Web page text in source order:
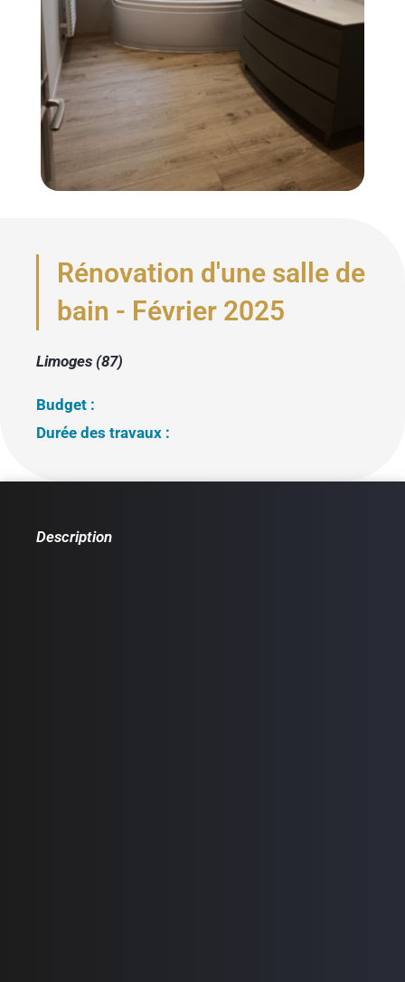
Rénovation d'une salle de
bain - Février 2025
Limoges (87)
Budget :
Durée des travaux :
Description